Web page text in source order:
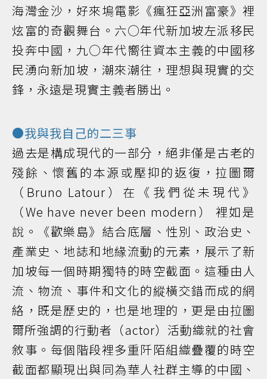
海灣金沙，好來塢電影《瘋狂亞洲富豪》裡
炫富的奇觀舞台。六○年代新加坡左派移民
投奔中國，九○年代嚮往資本主義的中國移
民湧向新加坡，潮來潮往，理想與現實的交
鋒，永遠是現實主義者勝出。
●我與我自己的二三事
過去是構成現代的一部分，絕非僅是古老的
殘餘、懷舊的本源或壓抑的返復，拉圖爾
（Bruno Latour）在《我們從未現代》
（We have never been modern） 裡如是
說。《歡樂島》結合底層、性別、政治史、
產業史、地誌和地緣流動的元素，展示了新
加坡每一個時期獨特的時空截面。這種由人
流、物流、事件和文化的縱橫交錯而成的網
絡，既是歷史的，也是地理的，更是由拉圖
爾所強調的行動者（actor）活動織就的社會
敘事。每個階段裡多重阡陌組織疊覆的時空
截面都顯現出與同為華人社群主導的中國、